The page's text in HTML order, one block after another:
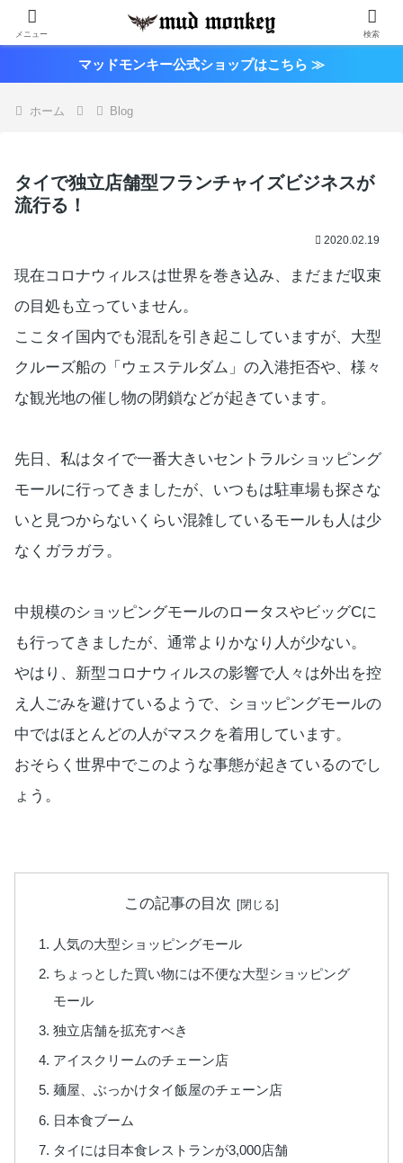
マッドモンキー公式ショップはこちら ≫
ホーム Blog
タイで独立店舗型フランチャイズビジネスが
流行る！
2020.02.19
現在コロナウィルスは世界を巻き込み、まだまだ収束
の目処も立っていません。
ここタイ国内でも混乱を引き起こしていますが、大型
クルーズ船の「ウェステルダム」の入港拒否や、様々
な観光地の催し物の閉鎖などが起きています。
先日、私はタイで一番大きいセントラルショッピング
モールに行ってきましたが、いつもは駐車場も探さな
いと見つからないくらい混雑しているモールも人は少
なくガラガラ。
中規模のショッピングモールのロータスやビッグCに
も行ってきましたが、通常よりかなり人が少ない。
やはり、新型コロナウィルスの影響で人々は外出を控
え人ごみを避けているようで、ショッピングモールの
中ではほとんどの人がマスクを着用しています。
おそらく世界中でこのような事態が起きているのでし
ょう。
この記事の目次
人気の大型ショッピングモール
ちょっとした買い物には不便な大型ショッピング
モール
独立店舗を拡充すべき
アイスクリームのチェーン店
麺屋、ぶっかけタイ飯屋のチェーン店
日本食ブーム
タイには日本食レストランが3,000店舗
メニュー 検索